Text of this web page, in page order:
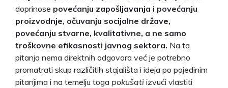
doprinose povećanju zapošljavanja i povećanju
proizvodnje, očuvanju socijalne države,
povećanju stvarne, kvalitativne, a ne samo
troškovne efikasnosti javnog sektora. Na ta
pitanja nema direktnih odgovora već je potrebno
promatrati skup različitih stajališta i ideja po pojedinim
pitanjima i na temelju toga pokušati izvući vlastiti